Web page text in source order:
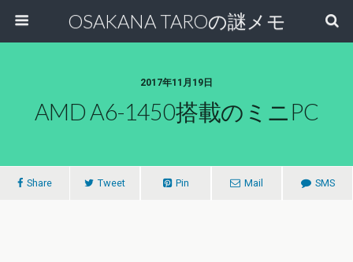
OSAKANA TAROの謎メモ
2017年11月19日
AMD A6-1450搭載のミニPC
Share Tweet Pin Mail SMS